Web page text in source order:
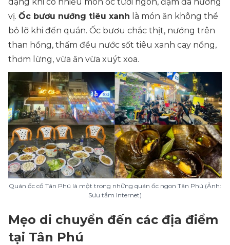
vị. Ốc bươu nướng tiêu xanh là món ăn không thể
bỏ lỡ khi đến quán. Ốc bươu chắc thịt, nướng trên
than hồng, thấm đều nước sốt tiêu xanh cay nồng,
thơm lừng, vừa ăn vừa xuýt xoa.
Quán ốc cồ Tân Phú là một trong những quán ốc ngon Tân Phú (Ảnh:
Sưu tầm Internet)
Mẹo di chuyển đến các địa điểm
tại Tân Phú